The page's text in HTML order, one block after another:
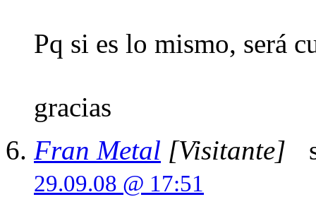
Pq si es lo mismo, será
gracias
Fran Metal [Visitante]
29.09.08 @ 17:51